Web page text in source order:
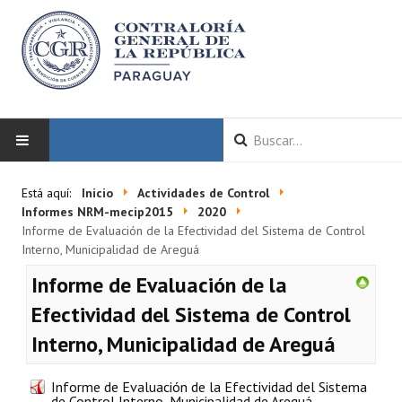
LA CGR
Misión y Visión
Marco Normativo
Organigrama
Está aquí: Inicio
Actividades de Control
Informes NRM-mecip2015
2020
Informe de Evaluación de la Efectividad del Sistema de Control
Interno, Municipalidad de Areguá
Informe de Evaluación de la
Efectividad del Sistema de Control
Interno, Municipalidad de Areguá
Informe de Evaluación de la Efectividad del Sistema